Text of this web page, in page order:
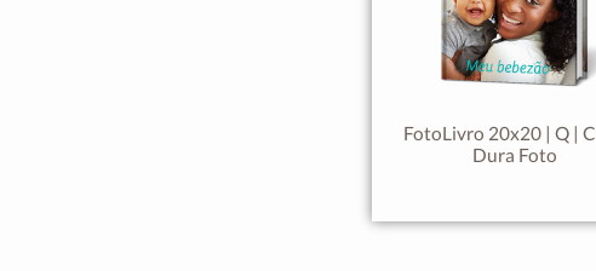
FotoLivro 20x20 | Q |
Dura Foto